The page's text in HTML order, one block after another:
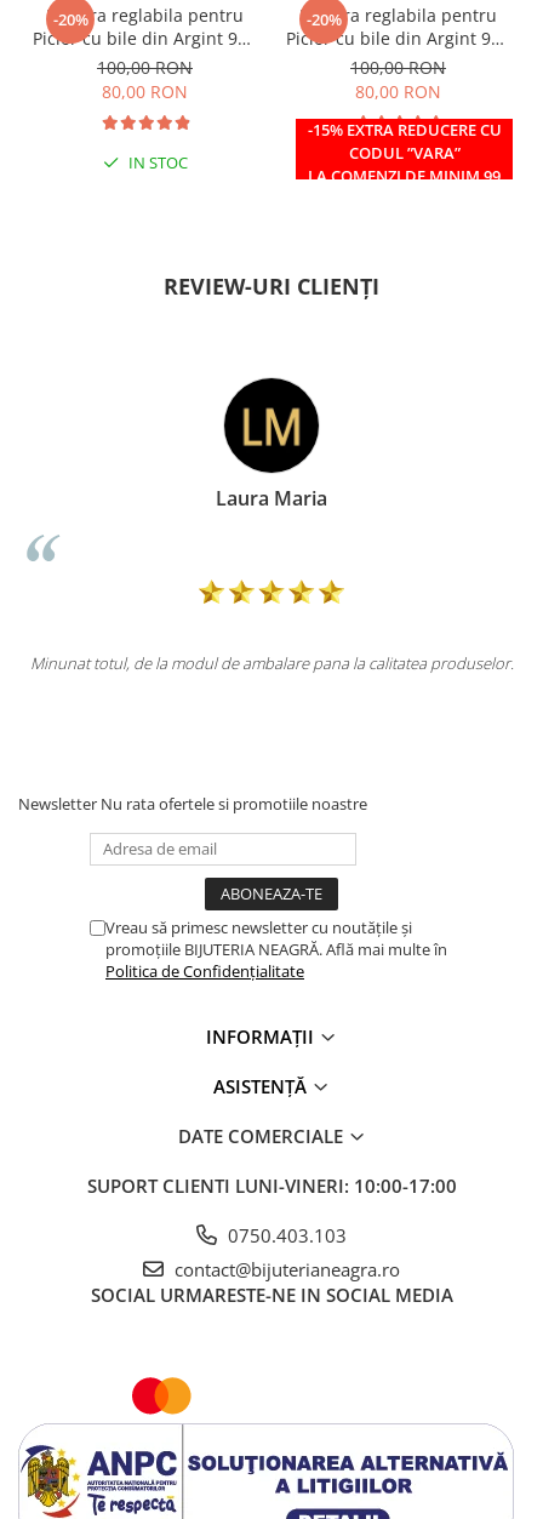
-20%
Bratara reglabila pentru
Picior cu bile din Argint 925
si margele Miyuki rosii
100,00 RON
80,00 RON
IN STOC
-20%
-15% EXTRA REDUCERE CU
CODUL ”VARA”
LA COMENZI DE MINIM 99
Bratara reglabila pentru
Picior cu bile din Argint 925
si margele Miyuki verzi
100,00 RON
80,00 RON
IN STOC
REVIEW-URI CLIENȚI
de ambalare pana la calitatea produselor. Totul la superlativ!
Newsletter Nu rata ofertele si promotiile noastre
Vreau să primesc newsletter cu noutățile și
promoțiile BIJUTERIA NEAGRĂ. Află mai multe în
Politica de Confidențialitate
INFORMAȚII
ASISTENȚĂ
DATE COMERCIALE
SUPORT CLIENTI LUNI-VINERI: 10:00-17:00
0750.403.103
contact@bijuterianeagra.ro
SOCIAL URMARESTE-NE IN SOCIAL MEDIA